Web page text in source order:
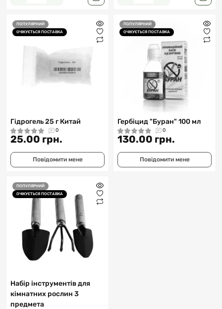
ПОПУЛЯРНИЙ
ОЧІКУЄТЬСЯ ПОСТАВКА
Гідрогель 25 г Китай
0
25.00 грн.
Повідомити мене
ПОПУЛЯРНИЙ
ОЧІКУЄТЬСЯ ПОСТАВКА
Гербіцид "Буран" 100 мл
0
130.00 грн.
Повідомити мене
ПОПУЛЯРНИЙ
ОЧІКУЄТЬСЯ ПОСТАВКА
Набір інструментів для
кімнатних рослин 3
предмета